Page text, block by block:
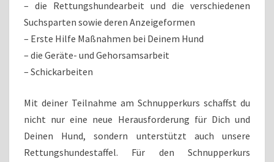
– die Rettungshundearbeit und die verschiedenen
Suchsparten sowie deren Anzeigeformen
– Erste Hilfe Maßnahmen bei Deinem Hund
– die Geräte- und Gehorsamsarbeit
– Schickarbeiten
Mit deiner Teilnahme am Schnupperkurs schaffst du
nicht nur eine neue Herausforderung für Dich und
Deinen Hund, sondern unterstützt auch unsere
Rettungshundestaffel. Für den Schnupperkurs